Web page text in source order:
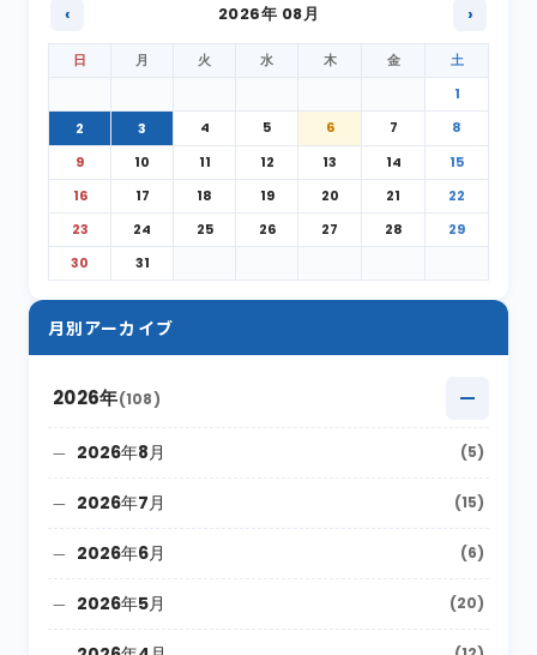
‹ 2026年 08月 ›
日 月 火 水 木 金
土
1
2
3 4 5 6 7
8
9
10 11 12 13 14
15
16
17 18 19 20 21
22
23
24 25 26 27 28
29
30
31
月別アーカイブ
2026年(108)
2026年8月 (5)
2026年7月 (15)
2026年6月 (6)
2026年5月 (20)